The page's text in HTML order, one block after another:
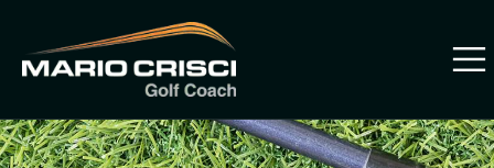
PREVENIR
LESIONES